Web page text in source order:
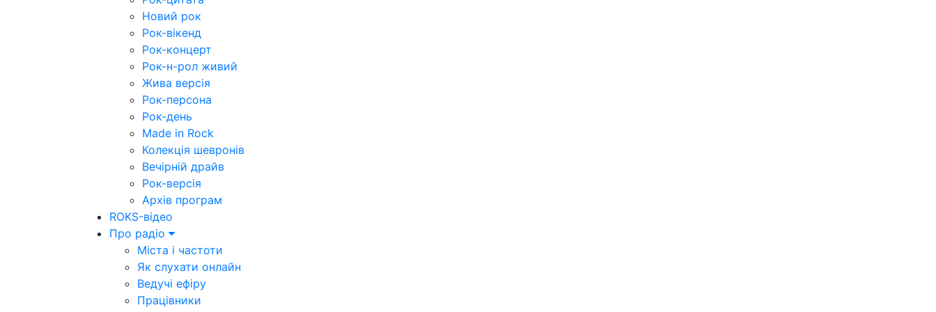
Новий рок
Рок-вікенд
Рок-концерт
Рок-н-рол живий
Жива версія
Рок-персона
Рок-день
Made in Rock
Колекція шевронів
Вечірній драйв
Рок-версія
Архів програм
ROKS-відео
Про радіо
Міста і частоти
Як слухати онлайн
Ведучі ефіру
Працівники